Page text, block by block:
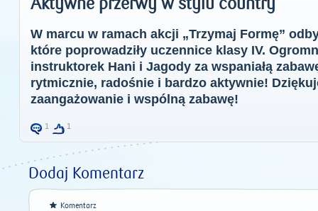
Aktywne przerwy w stylu country
W marcu w ramach akcji „Trzymaj Formę”
które poprowadziły uczennice klasy IV.
instruktorek Hani i Jagody za wspaniałą
rytmicznie, radośnie i bardzo aktywnie!
zaangażowanie i wspólną zabawę!
1 1
Dodaj Komentarz
Komentarz